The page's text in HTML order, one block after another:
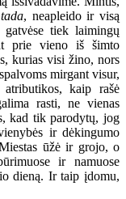
, neapleido ir visą
tiek laimingų
prie vieno iš šimto
kurias visi žino, nors
mirgant visur,
kaip rašė
rasti, ne vienas
kad tik parodytų, jog
ir dėkingumo
ūžė ir grojo, o
ir namuose
dieną. Ir taip įdomu,